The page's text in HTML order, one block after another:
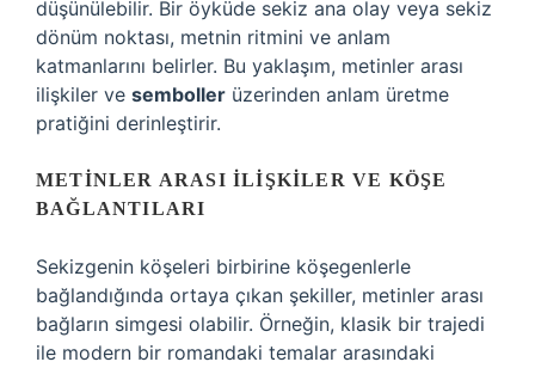
düşünülebilir. Bir öyküde sekiz ana olay veya sekiz
dönüm noktası, metnin ritmini ve anlam
katmanlarını belirler. Bu yaklaşım, metinler arası
ilişkiler ve semboller üzerinden anlam üretme
pratiğini derinleştirir.
METINLER ARASI İLIŞKILER VE KÖŞE
BAĞLANTILARI
Sekizgenin köşeleri birbirine köşegenlerle
bağlandığında ortaya çıkan şekiller, metinler arası
bağların simgesi olabilir. Örneğin, klasik bir trajedi
ile modern bir romandaki temalar arasındaki